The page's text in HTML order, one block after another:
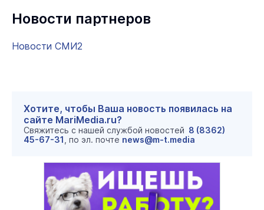
Новости партнеров
Новости СМИ2
Хотите, чтобы Ваша новость появилась на
сайте MariMedia.ru?
Свяжитесь с нашей службой новостей 8 (8362)
45-67-31 , по эл. почте news@m-t.media